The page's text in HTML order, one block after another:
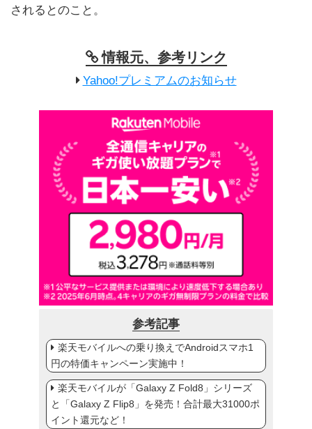
されるとのこと。
情報元、参考リンク
Yahoo!プレミアムのお知らせ
参考記事
楽天モバイルへの乗り換えでAndroidスマホ1
円の特価キャンペーン実施中！
楽天モバイルが「Galaxy Z Fold8」シリーズ
と「Galaxy Z Flip8」を発売！合計最大31000ポ
イント還元など！